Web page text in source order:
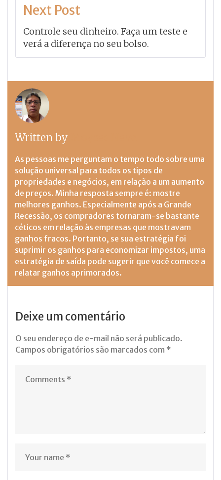
Next Post
Controle seu dinheiro. Faça um teste e
verá a diferença no seu bolso.
Written by
As pessoas me perguntam o tempo todo sobre uma
solução universal para todos os tipos de
propriedades e negócios, em relação a um aumento
de preços. Minha resposta sempre é: mostre
melhores ganhos. Especialmente após a Grande
Recessão, os compradores tornaram-se bastante
céticos em relação às empresas que mostravam
ganhos fracos. Portanto, se sua estratégia foi
suprimir os ganhos para economizar impostos, uma
estratégia de saída pode sugerir que você comece a
relatar ganhos aprimorados.
Deixe um comentário
O seu endereço de e-mail não será publicado.
Campos obrigatórios são marcados com *